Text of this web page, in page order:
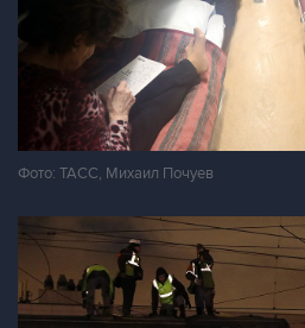
Фото: ТАСС, Михаил Почуев